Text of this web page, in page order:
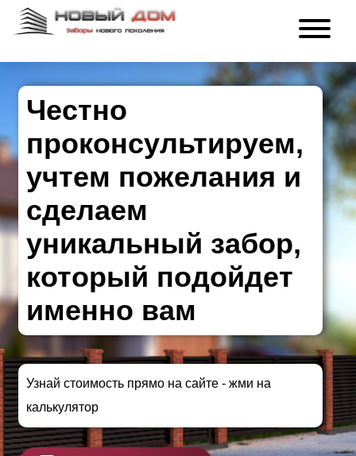
Честно
проконсультируем,
учтем пожелания и
сделаем
уникальный забор,
который подойдет
именно вам
Узнай стоимость прямо на сайте - жми на
калькулятор